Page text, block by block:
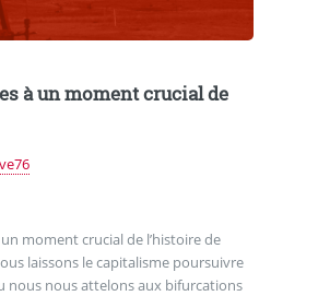
à un moment crucial de
moment crucial de l’histoire de
laissons le capitalisme poursuivre
nous nous attelons aux bifurcations